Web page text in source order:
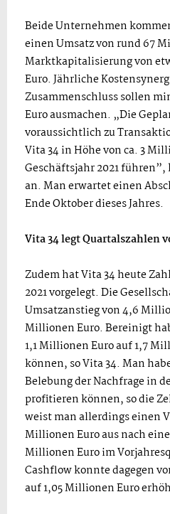
Beide Unternehmen
einen Umsatz von rund 67
Marktkapitalisierung von
Euro. Jährliche
Zusammenschluss sollen
Euro ausmachen. „Die
voraussichtlich zu
Vita 34 in Höhe von ca. 3
Geschäftsjahr 2021
an. Man erwartet einen
Ende Oktober dieses Jahres.
Vita 34 legt Quartalszahlen
Zudem hat Vita 34 heute
2021 vorgelegt. Die
Umsatzanstieg von 4,6
Millionen Euro. Bereinigt
1,1 Millionen Euro auf 1,7
können, so Vita 34. Man
Belebung der Nachfrage in
profitieren können, so die
weist man allerdings einen
Millionen Euro aus nach
Millionen Euro im
Cashflow konnte dagegen
auf 1,05 Millionen Euro